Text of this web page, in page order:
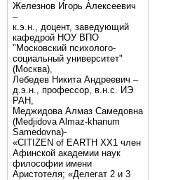
Железнов Игорь Алексеевич
–
к.э.н., доцент, заведующий
кафедрой НОУ ВПО
"Московский психолого-
социальный университет"
(Москва),
Лебедев Никита Андреевич –
д.э.н., профессор, в.н.с. ИЭ
РАН,
Меджидова Алмаз Самедовна
(Medjidova Almaz-khanum
Samedovna)-
«CITIZEN of EARTH XX1 член
Афинской академии наук
философии имени
Аристотеля; «Делегат 2 и 3